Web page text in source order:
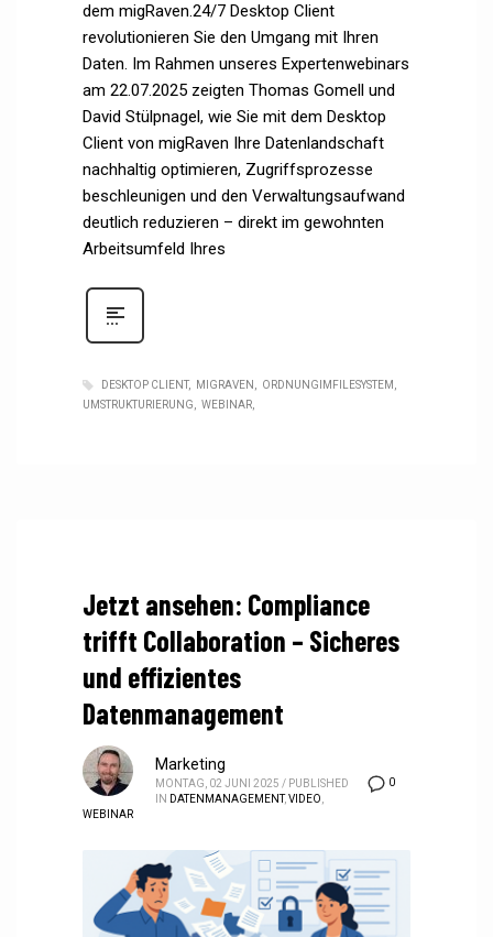
dem migRaven.24/7 Desktop Client
revolutionieren Sie den Umgang mit Ihren
Daten. Im Rahmen unseres Expertenwebinars
am 22.07.2025 zeigten Thomas Gomell und
David Stülpnagel, wie Sie mit dem Desktop
Client von migRaven Ihre Datenlandschaft
nachhaltig optimieren, Zugriffsprozesse
beschleunigen und den Verwaltungsaufwand
deutlich reduzieren – direkt im gewohnten
Arbeitsumfeld Ihres
DESKTOP CLIENT MIGRAVEN
ORDNUNGIMFILESYSTEM
UMSTRUKTURIERUNG
WEBINAR
Jetzt ansehen: Compliance
trifft Collaboration – Sicheres
und effizientes
Datenmanagement
0
Marketing
MONTAG, 02 JUNI 2025 / PUBLISHED
IN DATENMANAGEMENT ,VIDEO,
WEBINAR